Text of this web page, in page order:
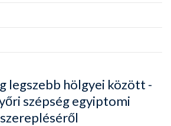
legszebb hölgyei között -
szépség egyiptomi
szerepléséről